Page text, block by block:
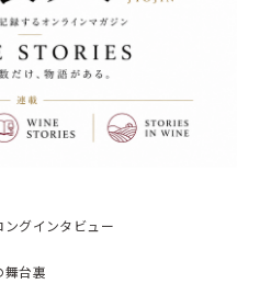
グインタビュー
舞台裏